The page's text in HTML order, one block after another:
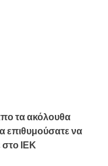
τα ακόλουθα
επιθυμούσατε να
ΙΕΚ